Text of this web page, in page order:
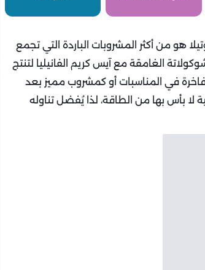
هو من أكثر المشروبات الباردة التي تجمع
الغامقة مع آيس كريم الفانيليا لتنتج
في المناسبات أو كمشروب مميز بعد
لا بأس بها من الطاقة، لذا يُفضل تناوله